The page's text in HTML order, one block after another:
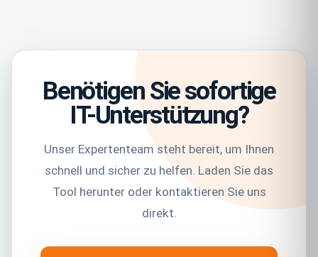
Benötigen Sie sofortige
IT-Unterstützung?
Unser Expertenteam steht bereit, um Ihnen
schnell und sicher zu helfen. Laden Sie das
Tool herunter oder kontaktieren Sie uns
direkt.